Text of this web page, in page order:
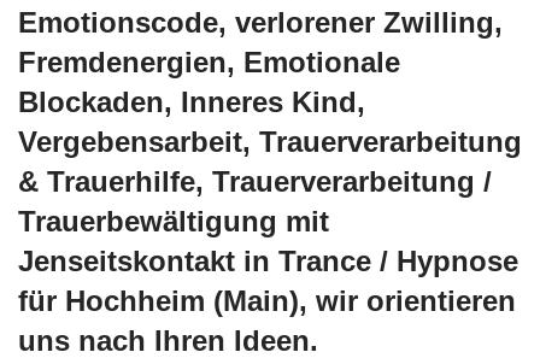
Emotionscode, verlorener Zwilling,
Fremdenergien, Emotionale
Blockaden, Inneres Kind,
Vergebensarbeit, Trauerverarbeitung
& Trauerhilfe, Trauerverarbeitung /
Trauerbewältigung mit
Jenseitskontakt in Trance / Hypnose
für Hochheim (Main), wir orientieren
uns nach Ihren Ideen.